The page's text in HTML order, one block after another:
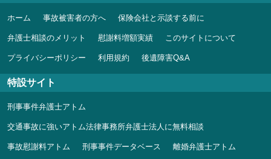
ホーム 事故被害者の方へ 保険会社と示談する前に
弁護士相談のメリット 慰謝料増額実績 このサイトについて
プライバシーポリシー 利用規約 後遺障害Q&A
特設サイト
刑事事件弁護士アトム
交通事故に強いアトム法律事務所弁護士法人に無料相談
事故慰謝料アトム 刑事事件データベース 離婚弁護士アトム